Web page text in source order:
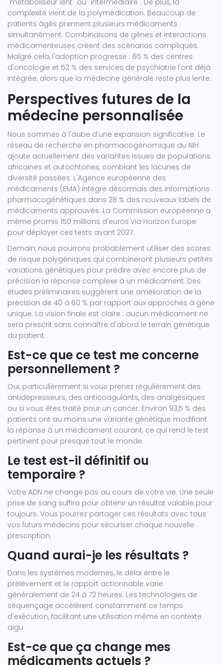
"métaboliseur lent" ou "intermédiaire". De plus, la
complexité vient de la polymédication. Beaucoup de
patients âgés prennent plusieurs médicaments
simultanément. Combinaisons de gènes et interactions
médicamenteuses créent des scénarios compliqués.
Malgré cela, l'adoption progresse : 65 % des centres
d'oncologie et 52 % des services de psychiatrie l'ont déjà
intégrée, alors que la médecine générale reste plus lente.
Perspectives futures de la
médecine personnalisée
Nous sommes à l'aube d'une expansion significative. Le
réseau de recherche en pharmacogénomique du NIH
ajoute actuellement des variantes issues de populations
africaines et autochtones, comblant les lacunes de
diversité passées. L'Agence européenne des
médicaments (EMA) intègre désormais des informations
pharmacogénétiques dans 28 % des nouveaux labels de
médicaments approuvés. La Commission européenne a
même promis 150 millions d'euros via Horizon Europe
pour déployer ces tests avant 2027.
Demain, nous pourrons probablement utiliser des scores
de risque polygéniques qui combineront plusieurs petites
variations génétiques pour prédire avec encore plus de
précision la réponse complexe à un médicament. Des
études préliminaires suggèrent une amélioration de la
précision de 40 à 60 % par rapport aux approches à gène
unique. La vision finale est claire : aucun médicament ne
sera prescrit sans connaître d'abord le terrain génétique
du patient.
Est-ce que ce test me concerne
personnellement ?
Oui, particulièrement si vous prenez régulièrement des
antidépresseurs, des anticoagulants, des analgésiques
ou si vous êtes traité pour un cancer. Environ 93,5 % des
patients ont au moins une variante génétique modifiant
la réponse à un médicament courant, ce qui rend le test
pertinent pour presque tout le monde.
Le test est-il définitif ou
temporaire ?
Votre ADN ne change pas au cours de votre vie. Une seule
prise de sang suffira pour obtenir un résultat valable pour
toujours. Vous pourrez partager ces résultats avec tous
vos futurs médecins pour sécuriser chaque nouvelle
prescription.
Quand aurai-je les résultats ?
Dans les systèmes modernes, le délai entre le
prélèvement et le rapport actionnable varie
généralement de 24 à 72 heures. Les technologies de
séquençage accélèrent constamment ce temps
d'exécution, facilitant une utilisation même en contexte
aigu.
Est-ce que ça change mes
médicaments actuels ?